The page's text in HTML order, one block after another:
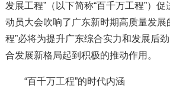
发展工程”（以下简称“百千万工程”）
动员大会吹响了广东新时期高质量发展
程”必将为提升广东综合实力和发展后
合发展新格局起到积极的推动作用。
“百千万工程”的时代内涵